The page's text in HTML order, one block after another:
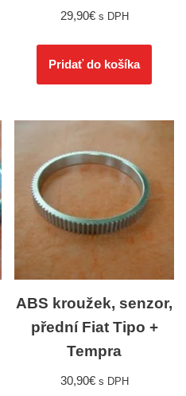
29,90€ s DPH
Pridať do košíka
ABS kroužek, senzor,
přední Fiat Tipo +
Tempra
30,90€ s DPH